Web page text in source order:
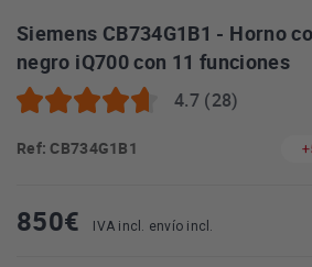
Siemens CB734G1B1 - Horno
negro iQ700 con 11 funciones
4.7 (28)
Ref: CB734G1B1
850€ IVA incl. envío incl.